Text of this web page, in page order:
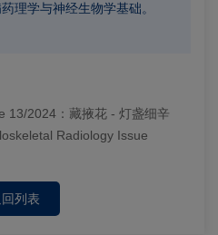
理学与神经生物学基础。
13/2024：藏掖花 - 灯盏细辛
Radiology Issue
列表